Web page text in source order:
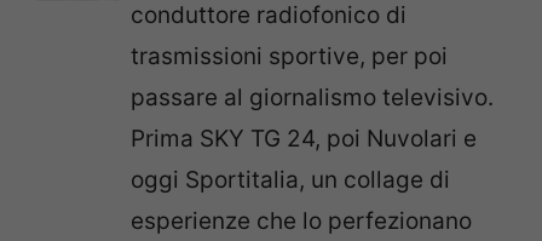
conduttore radiofonico di
trasmissioni sportive, per poi
passare al giornalismo televisivo.
Prima SKY TG 24, poi Nuvolari e
oggi Sportitalia, un collage di
esperienze che lo perfezionano